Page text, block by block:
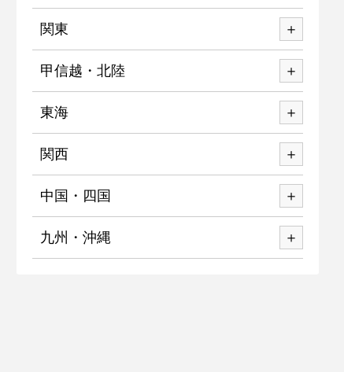
関東
甲信越・北陸
東海
関西
中国・四国
九州・沖縄